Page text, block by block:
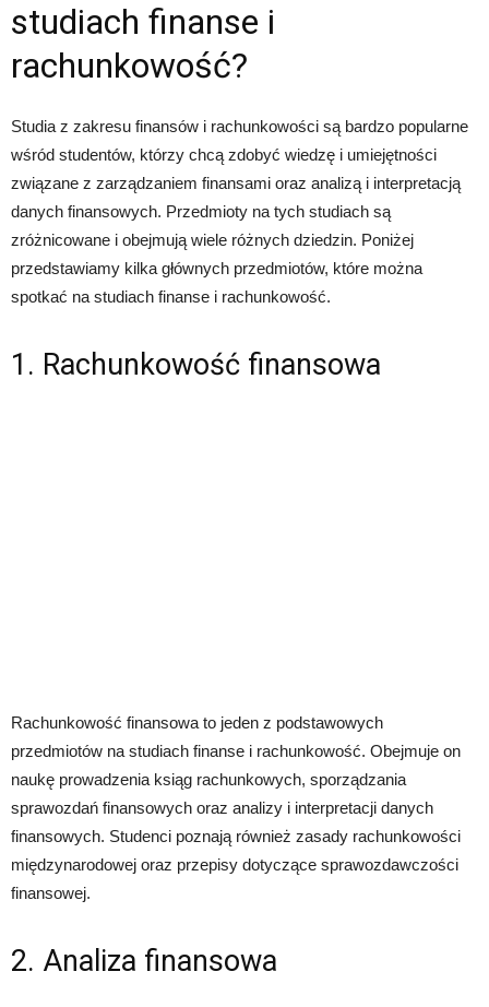
studiach finanse i
rachunkowość?
Studia z zakresu finansów i rachunkowości są bardzo popularne
wśród studentów, którzy chcą zdobyć wiedzę i umiejętności
związane z zarządzaniem finansami oraz analizą i interpretacją
danych finansowych. Przedmioty na tych studiach są
zróżnicowane i obejmują wiele różnych dziedzin. Poniżej
przedstawiamy kilka głównych przedmiotów, które można
spotkać na studiach finanse i rachunkowość.
1. Rachunkowość finansowa
Rachunkowość finansowa to jeden z podstawowych
przedmiotów na studiach finanse i rachunkowość. Obejmuje on
naukę prowadzenia ksiąg rachunkowych, sporządzania
sprawozdań finansowych oraz analizy i interpretacji danych
finansowych. Studenci poznają również zasady rachunkowości
międzynarodowej oraz przepisy dotyczące sprawozdawczości
finansowej.
2. Analiza finansowa